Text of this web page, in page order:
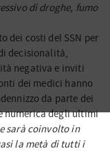
di droghe, fumo
dei costi del SSN per
decisionalità,
negativa e inviti
dei medici hanno
da parte dei
numerica degli ultimi
sarà coinvolto in
la metà di tutti i